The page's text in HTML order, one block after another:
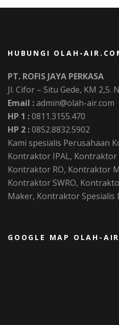
HUBUNGI OLAH-
PT. ROFIS JAYA PERKASA
Jl. Cifor – Situ Gede, KM 2,5.
Email :admin@olah-air.com
HP 1 :0811.3155.470
HP 2 :0852.8832.5902
Kami spesialis Perusahaan
Kontraktor IPAL,
Kontraktor RO, Kontraktor
Kontraktor SWRO,
Maker, Kontraktor Spesialis
GOOGLE MAP OLAH-